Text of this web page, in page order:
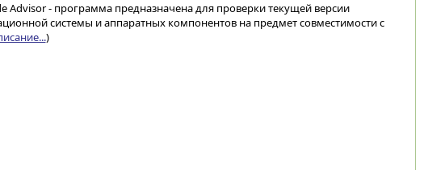
Advisor - программа предназначена для проверки текущей версии
системы и аппаратных компонентов на предмет совместимости с
)